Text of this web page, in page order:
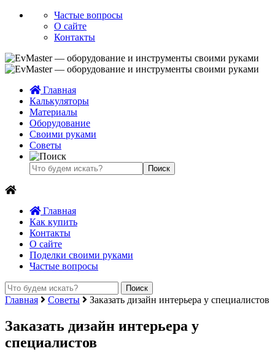
Частые вопросы
О сайте
Контакты
Главная
Калькуляторы
Материалы
Оборудование
Своими руками
Советы
Главная
Как купить
Контакты
О сайте
Поделки своими руками
Частые вопросы
Главная Советы Заказать дизайн интерьера у специалистов
Заказать дизайн интерьера у
специалистов